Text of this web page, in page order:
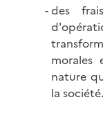
des
morales
nature
la société.